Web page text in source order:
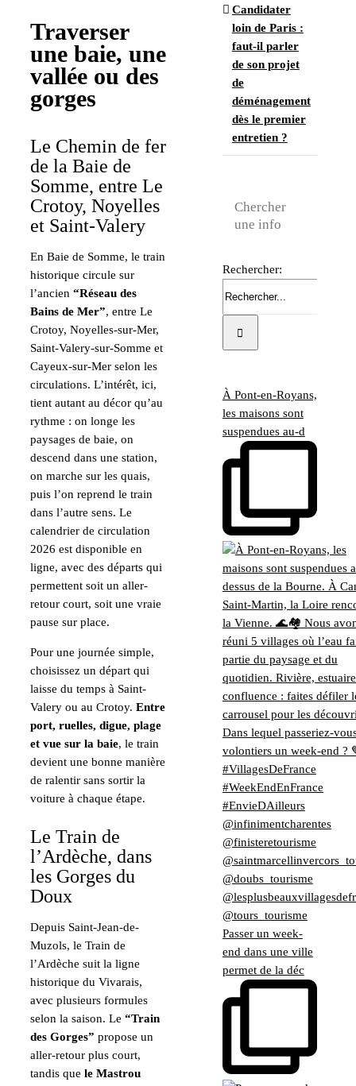
Traverser
une baie, une
vallée ou des
gorges
Le Chemin de fer
de la Baie de
Somme, entre Le
Crotoy, Noyelles
et Saint-Valery
En Baie de Somme, le train
historique circule sur
l’ancien “Réseau des
Bains de Mer”, entre Le
Crotoy, Noyelles-sur-Mer,
Saint-Valery-sur-Somme et
Cayeux-sur-Mer selon les
circulations. L’intérêt, ici,
tient autant au décor qu’au
rythme : on longe les
paysages de baie, on
descend dans une station,
on marche sur les quais,
puis l’on reprend le train
dans l’autre sens. Le
calendrier de circulation
2026 est disponible en
ligne, avec des départs qui
permettent soit un aller-
retour court, soit une vraie
pause sur place.
Pour une journée simple,
choisissez un départ qui
laisse du temps à Saint-
Valery ou au Crotoy. Entre
port, ruelles, digue, plage
et vue sur la baie, le train
devient une bonne manière
de ralentir sans sortir la
voiture à chaque étape.
Le Train de
l’Ardèche, dans
les Gorges du
Doux
Depuis Saint-Jean-de-
Muzols, le Train de
l’Ardèche suit la ligne
historique du Vivarais,
avec plusieurs formules
selon la saison. Le “Train
des Gorges” propose un
aller-retour plus court,
tandis que le Mastrou
Candidater
loin de Paris :
faut-il parler
de son projet
de
déménagement
dès le premier
entretien ?
Chercher
une info
Rechercher:
À Pont-en-Royans,
les maisons sont
suspendues au-d
Passer un week-
end dans une ville
permet de la déc